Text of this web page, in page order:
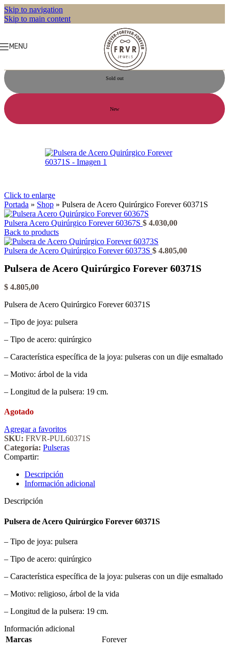
Skip to navigation
Skip to main content
MENU
Sold out
New
Click to enlarge
Portada » Shop » Pulsera de Acero Quirúrgico Forever 60371S
Pulsera Acero Quirúrgico Forever 60367S $ 4.030,00
Back to products
Pulsera de Acero Quirúrgico Forever 60373S $ 4.805,00
Pulsera de Acero Quirúrgico Forever 60371S
$ 4.805,00
Pulsera de Acero Quirúrgico Forever 60371S
– Tipo de joya: pulsera
– Tipo de acero: quirúrgico
– Característica específica de la joya: pulseras con un dije esmaltado
– Motivo: árbol de la vida
– Longitud de la pulsera: 19 cm.
Agotado
Agregar a favoritos
SKU: FRVR-PUL60371S
Categoría: Pulseras
Compartir:
Descripción
Información adicional
Descripción
Pulsera de Acero Quirúrgico Forever 60371S
– Tipo de joya: pulsera
– Tipo de acero: quirúrgico
– Característica específica de la joya: pulseras con un dije esmaltado
– Motivo: religioso, árbol de la vida
– Longitud de la pulsera: 19 cm.
Información adicional
Marcas
Forever